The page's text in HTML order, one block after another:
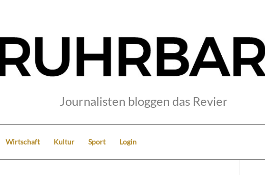
Journalisten bloggen das Revier
Wirtschaft Kultur Sport Login